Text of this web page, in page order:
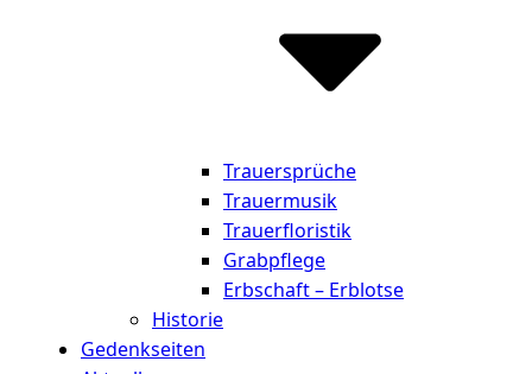
Trauersprüche
Trauermusik
Trauerfloristik
Grabpflege
Erbschaft – Erblotse
Historie
Gedenkseiten